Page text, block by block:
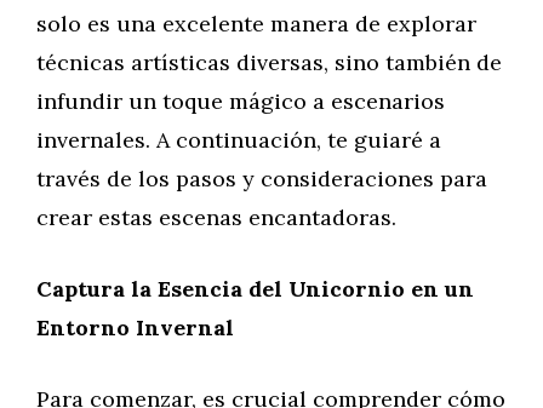
solo es una excelente manera de explorar
técnicas artísticas diversas, sino también de
infundir un toque mágico a escenarios
invernales. A continuación, te guiaré a
través de los pasos y consideraciones para
crear estas escenas encantadoras.
Captura la Esencia del Unicornio en un
Entorno Invernal
Para comenzar, es crucial comprender cómo